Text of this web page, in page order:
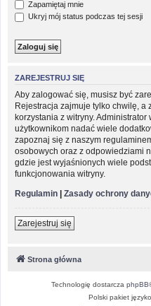
Zapamiętaj mnie
Ukryj mój status podczas tej sesji
ZAREJESTRUJ SIĘ
Aby zalogować się, musisz być
Rejestracja zajmuje tylko chwilę, a
korzystania z witryny.
użytkownikom nadać wiele
zapoznaj się z naszym
osobowych oraz z odpowiedziami
gdzie jest wyjaśnionych wiele
funkcjonowania witryny.
Regulamin | Zasady ochrony
Zarejestruj się
Strona główna
Technologię dostarcza phpBB
Polski pakiet